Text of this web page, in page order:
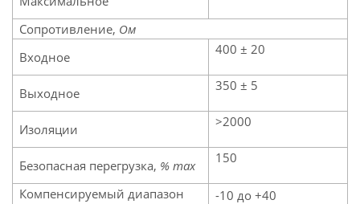
Сопротивление, Ом
Входное
400 ± 20
Выходное 350 ± 5
Изоляции >2000
Безопасная перегрузка, % max 150
Компенсируемый диапазон
-10 до +40